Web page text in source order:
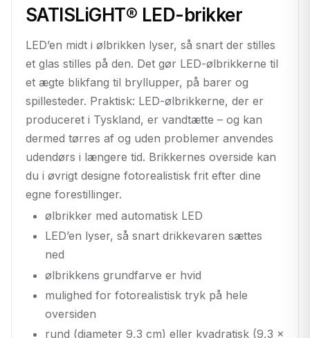
SATISLiGHT® LED-brikker
LED’en midt i ølbrikken lyser, så snart der stilles
et glas stilles på den. Det gør LED-ølbrikkerne til
et ægte blikfang til bryllupper, på barer og
spillesteder. Praktisk: LED-ølbrikkerne, der er
produceret i Tyskland, er vandtætte – og kan
dermed tørres af og uden problemer anvendes
udendørs i længere tid. Brikkernes overside kan
du i øvrigt designe fotorealistisk frit efter dine
egne forestillinger.
ølbrikker med automatisk LED
LED’en lyser, så snart drikkevaren sættes
ned
ølbrikkens grundfarve er hvid
mulighed for fotorealistisk tryk på hele
oversiden
rund (diameter 9,3 cm) eller kvadratisk (9,3 x